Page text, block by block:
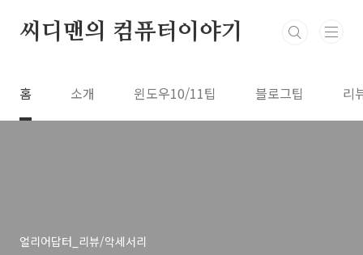
씨디맨의 컴퓨터이야기
홈 소개 윈도우10/11팁 블로그팁 리
얼리어답터_리뷰/악세서리